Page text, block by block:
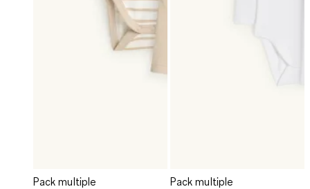
Pack multiple
Pack multiple